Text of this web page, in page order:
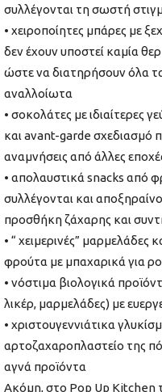
συλλέγονται τη σωστή
• χειροποίητες μπάρες με
δεν έχουν υποστεί καμία
ώστε να διατηρήσουν όλα
αναλλοίωτα
• σοκολάτες με ιδιαίτερες
και avant-garde σχεδιασμό
αναμνήσεις από άλλες
• απολαυστικά snacks από
συλλέγονται και
προσθήκη ζάχαρης και
• “ χειμερινές” μαρμελάδες
φρούτα με μπαχαρικά για
• νόστιμα βιολογικά
λικέρ, μαρμελάδες) με
• χριστουγεννιάτικα
αρτοζαχαροπλαστείο της
αγνά προϊόντα
Ακόμη, στο Pop Up Kitchen